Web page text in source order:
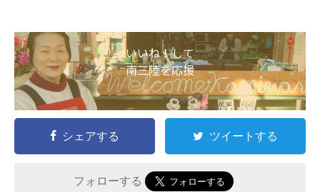
いいね！して
南三陸を応援
シェアする ツイートする
フォローする